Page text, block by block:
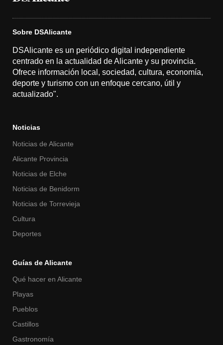
Sobre DSAlicante
DSAlicante es un periódico digital independiente
centrado en la actualidad de Alicante y su provincia.
Ofrece información local, sociedad, cultura, economía,
deporte y turismo con un enfoque cercano, útil y
actualizado".
Noticias
Noticias de Alicante
Alicante Provincia
Noticias de Elche
Noticias de Benidorm
Noticias de Torrevieja
Cultura
Deportes
Guías de Alicante
Qué hacer en Alicante
Playas
Pueblos
Castillos
Gastronomía